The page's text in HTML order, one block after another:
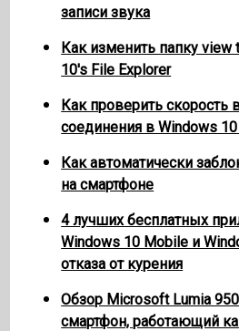
записи звука
Как изменить папку view
10's File Explorer
Как проверить скорость
соединения в Windows
Как автоматически
на смартфоне
4 лучших бесплатных
Windows 10 Mobile и
отказа от курения
Обзор Microsoft Lumia
смартфон, работающий